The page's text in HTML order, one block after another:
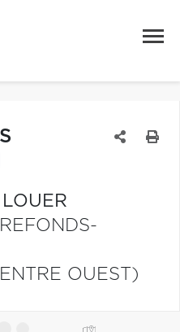
OUEST)